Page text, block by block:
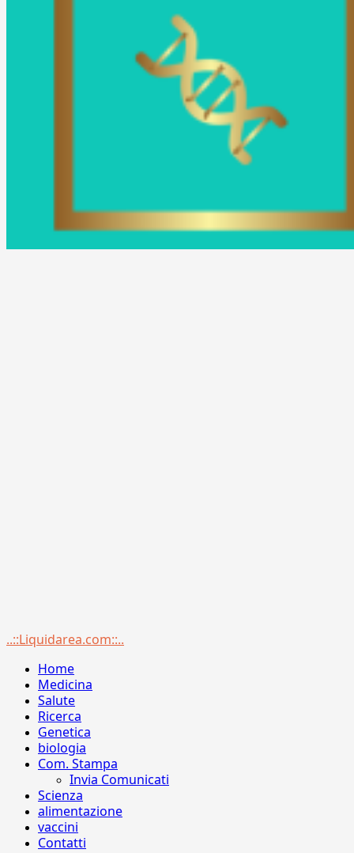
Menu
..::Liquidarea.com::..
Home
Medicina
Salute
Ricerca
Genetica
biologia
Com. Stampa
Invia Comunicati
Scienza
alimentazione
vaccini
Contatti